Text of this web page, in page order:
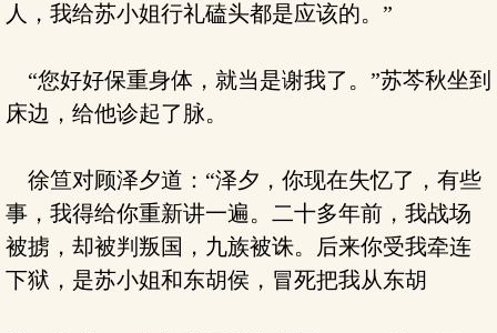
人，我给苏小姐行礼磕头都是应该的。”
“您好好保重身体，就当是谢我了。”苏芩秋坐到
床边，给他诊起了脉。
徐笪对顾泽夕道：“泽夕，你现在失忆了，有些
事，我得给你重新讲一遍。二十多年前，我战场
被掳，却被判叛国，九族被诛。后来你受我牵连
下狱，是苏小姐和东胡侯，冒死把我从东胡